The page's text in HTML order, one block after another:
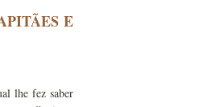
E
lhe fez saber